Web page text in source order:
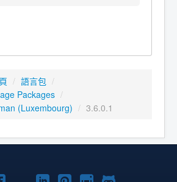
/ 語言包 /
Packages /
(Luxembourg) / 3.6.0.1